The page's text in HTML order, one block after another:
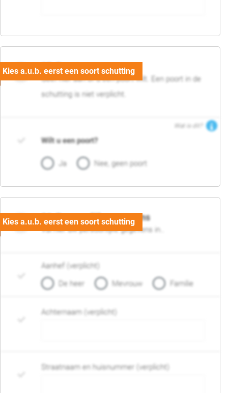
05. Poort
Geef hier aan of u een poort wilt. Een poort in de
schutting is niet verplicht.
Wat is dit?
Wilt u een poort?
Ja Nee, geen poort
06. Persoonlijke gegevens
Vul hier uw persoonlijke gegevens in..
Aanhef (verplicht)
De heer
Mevrouw Familie
Achternaam (verplicht)
Straatnaam en huisnummer (verplicht)